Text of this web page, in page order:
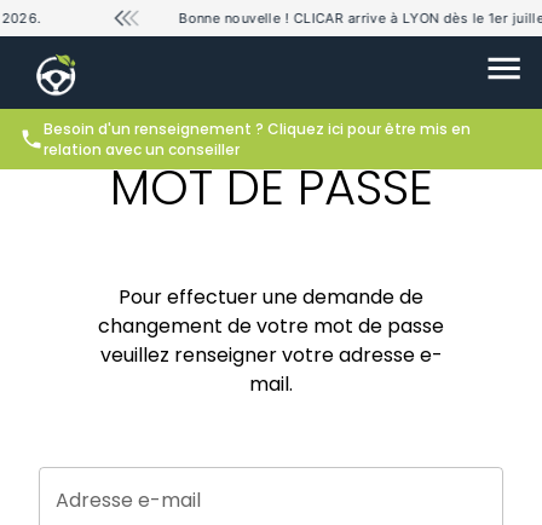
Bonne nouvelle ! CLICAR arrive à LYON dès le 1er
Besoin d'un renseignement ? Cliquez ici pour être mis en
relation avec un conseiller
CHANGEMENT DE
MOT DE PASSE
Pour effectuer une demande de
changement de votre mot de passe
veuillez renseigner votre adresse e-
mail.
Adresse e-mail